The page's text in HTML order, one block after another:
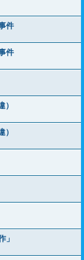
件
件
」